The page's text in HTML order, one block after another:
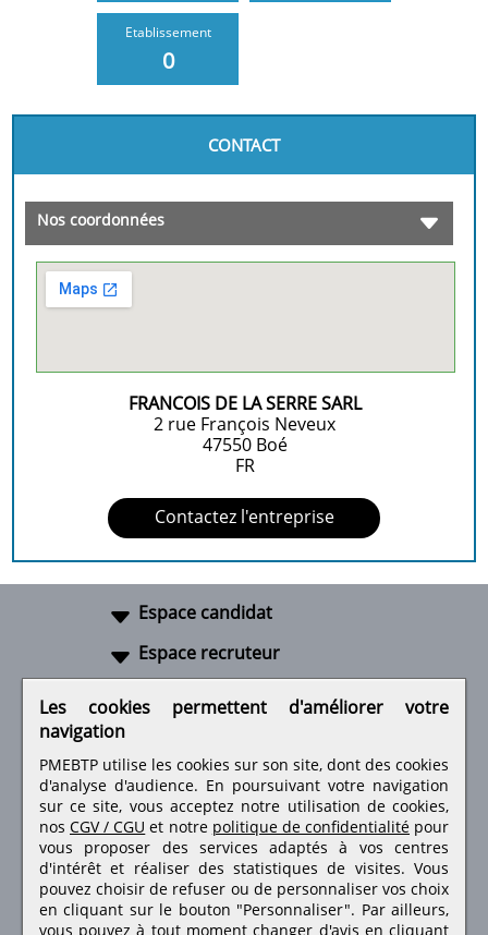
Etablissement
0
CONTACT
Nos coordonnées
FRANCOIS DE LA SERRE SARL
2 rue François Neveux
47550 Boé
FR
Contactez l'entreprise
Espace candidat
Espace recruteur
Retrouvez-nous sur les réseaux sociaux
Les cookies permettent d'améliorer votre
navigation
PMEBTP utilise les cookies sur son site, dont des cookies
d'analyse d'audience. En poursuivant votre navigation
sur ce site, vous acceptez notre utilisation de cookies,
nos CGV / CGU et notre politique de confidentialité pour
vous proposer des services adaptés à vos centres
d'intérêt et réaliser des statistiques de visites.Vous
pouvez choisir de refuser ou de personnaliser vos choix
en cliquant sur le bouton "Personnaliser". Par ailleurs,
vous pouvez à tout moment changer d'avis en cliquant